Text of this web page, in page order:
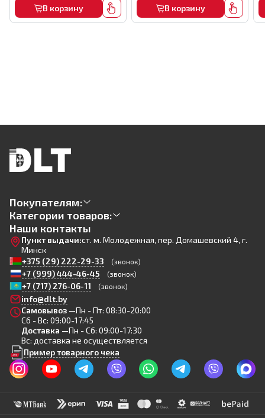
В корзину В корзину
Покупателям:
Категории товаров:
Наши контакты
Пункт выдачи:ст. м. Молодежная, пер. Домашевский 4, г.
Минск
+375 (29) 222-29-33
(звонок)
+7 (999) 444-46-45 (звонок)
+7 (717) 276-06-11 (звонок)
info@dlt.by
Самовывоз —Пн - Пт: 08:30-20:00
Сб - Вс: 09:00-17:45
Доставка —Пн - Сб: 09:00-17:30
Вс: доставка не осуществляется
Пример товарного чека